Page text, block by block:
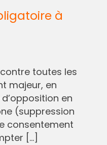
à
toutes les
majeur, en
en
(suppression
consentement
[…]